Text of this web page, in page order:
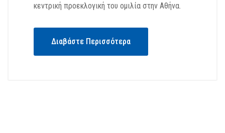
κεντρική προεκλογική του ομιλία στην Αθήνα.
Διαβάστε Περισσότερα